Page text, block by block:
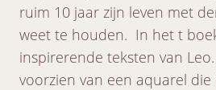
ruim 10 jaar zijn leven met
weet te houden. In het t
inspirerende teksten van
voorzien van een aquarel